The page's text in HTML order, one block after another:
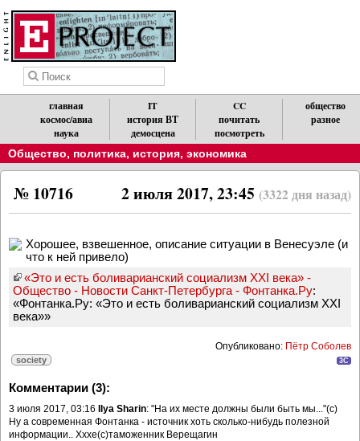
главная
космос/авиа
наука
IT
история ВТ
демосцена
CC
почитать
посмотреть
общество
разное
Общество, политика, история, экономика
2 июля 2017, 23:45 (3322 дня назад)
№ 10716
Хорошее, взвешенное, описание ситуации в Венесуэле (и
что к ней привело)
«Это и есть боливарианский социализм XXI века» -
Общество - Новости Санкт-Петербурга - Фонтанка.Ру:
«Фонтанка.Ру: «Это и есть боливарианский социализм XXI
века»»
Опубликовано: Пётр Соболев
society 3C
Комментарии (3):
3 июля 2017, 03:16 Ilya Sharin: "На их месте должны были быть мы..."(c)
Ну а современная Фонтанка - источник хоть сколько-нибудь полезной
информации.. Хххе(с)таможенник Верещагин